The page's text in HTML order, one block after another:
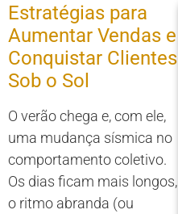
Estratégias para
Aumentar Vendas e
Conquistar Clientes
Sob o Sol
O verão chega e, com ele,
uma mudança sísmica no
comportamento coletivo.
Os dias ficam mais longos,
o ritmo abranda (ou